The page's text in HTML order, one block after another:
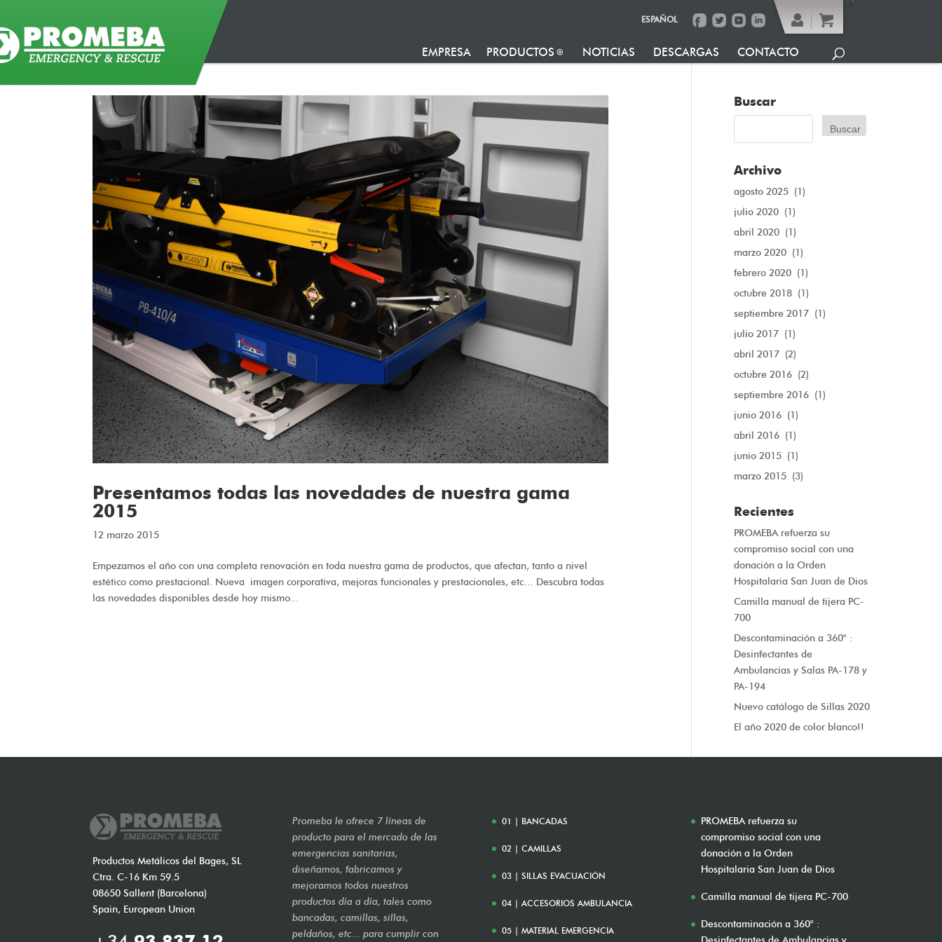
ESPAÑOL
EMPRESA PRODUCTOS NOTICIAS DESCARGAS CONTACTO
Presentamos todas las novedades de nuestra gama
2015
12 marzo 2015
Empezamos el año con una completa renovación en toda nuestra gama de productos, que afectan, tanto a nivel
estético como prestacional. Nueva imagen corporativa, mejoras funcionales y prestacionales, etc… Descubra todas
las novedades disponibles desde hoy mismo...
Buscar
Archivo
agosto 2025 (1)
julio 2020 (1)
abril 2020 (1)
marzo 2020 (1)
febrero 2020 (1)
octubre 2018 (1)
septiembre 2017 (1)
julio 2017 (1)
abril 2017 (2)
octubre 2016 (2)
septiembre 2016 (1)
junio 2016 (1)
abril 2016 (1)
junio 2015 (1)
marzo 2015 (3)
Recientes
PROMEBA refuerza su
compromiso social con una
donación a la Orden
Hospitalaria San Juan de Dios
Camilla manual de tijera PC-
700
Descontaminación a 360° :
Desinfectantes de
Ambulancias y Salas PA-178 y
PA-194
Nuevo catálogo de Sillas 2020
El año 2020 de color blanco!!
Productos Metálicos del Bages, SL
Ctra. C-16 Km 59.5
08650 Sallent (Barcelona)
Spain, European Union
Promeba le ofrece 7 líneas de
producto para el mercado de las
emergencias sanitarias,
diseñamos, fabricamos y
mejoramos todos nuestros
productos día a día, tales como
bancadas, camillas, sillas,
peldaños, etc... para cumplir con
01 | BANCADAS
02 | CAMILLAS
03 | SILLAS EVACUACIÓN
04 | ACCESORIOS AMBULANCIA
05 | MATERIAL EMERGENCIA
PROMEBA refuerza su
compromiso social con una
donación a la Orden
Hospitalaria San Juan de Dios
Camilla manual de tijera PC-700
Descontaminación a 360° :